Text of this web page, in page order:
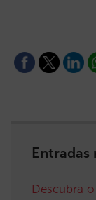
Entradas
Descubra